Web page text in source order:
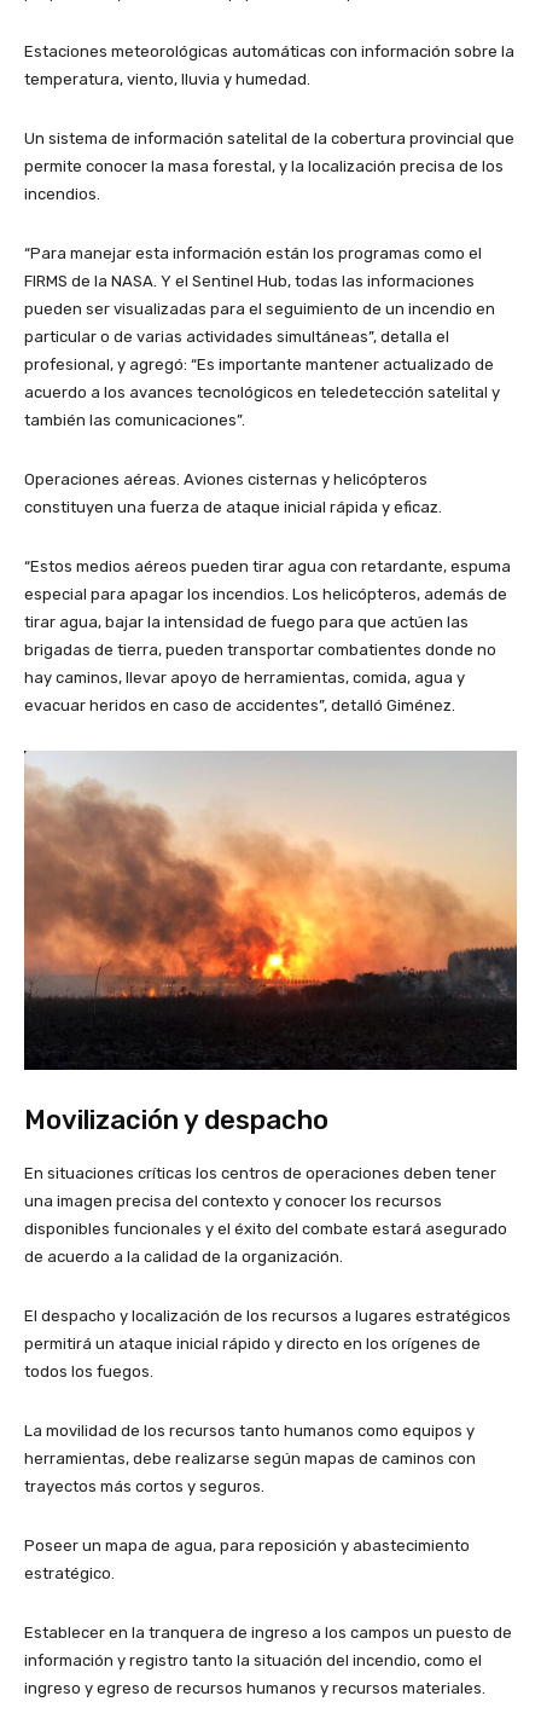
Estaciones meteorológicas automáticas con información sobre la
temperatura, viento, lluvia y humedad.
Un sistema de información satelital de la cobertura provincial que
permite conocer la masa forestal, y la localización precisa de los
incendios.
“Para manejar esta información están los programas como el
FIRMS de la NASA. Y el Sentinel Hub, todas las informaciones
pueden ser visualizadas para el seguimiento de un incendio en
particular o de varias actividades simultáneas”, detalla el
profesional, y agregó: “Es importante mantener actualizado de
acuerdo a los avances tecnológicos en teledetección satelital y
también las comunicaciones”.
Operaciones aéreas. Aviones cisternas y helicópteros
constituyen una fuerza de ataque inicial rápida y eficaz.
“Estos medios aéreos pueden tirar agua con retardante, espuma
especial para apagar los incendios. Los helicópteros, además de
tirar agua, bajar la intensidad de fuego para que actúen las
brigadas de tierra, pueden transportar combatientes donde no
hay caminos, llevar apoyo de herramientas, comida, agua y
evacuar heridos en caso de accidentes”, detalló Giménez.
Movilización y despacho
En situaciones críticas los centros de operaciones deben tener
una imagen precisa del contexto y conocer los recursos
disponibles funcionales y el éxito del combate estará asegurado
de acuerdo a la calidad de la organización.
El despacho y localización de los recursos a lugares estratégicos
permitirá un ataque inicial rápido y directo en los orígenes de
todos los fuegos.
La movilidad de los recursos tanto humanos como equipos y
herramientas, debe realizarse según mapas de caminos con
trayectos más cortos y seguros.
Poseer un mapa de agua, para reposición y abastecimiento
estratégico.
Establecer en la tranquera de ingreso a los campos un puesto de
información y registro tanto la situación del incendio, como el
ingreso y egreso de recursos humanos y recursos materiales.